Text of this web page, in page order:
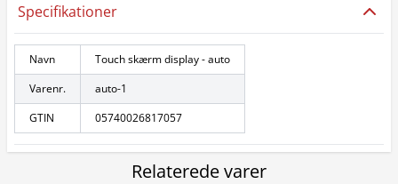
Specifikationer
Navn
Touch skærm display - auto
Varenr.
auto-1
GTIN
05740026817057
Relaterede varer